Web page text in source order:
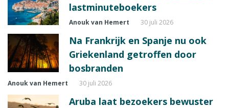
lastminuteboekers
Anouk van Hemert 30 juli 2026
Na Frankrijk en Spanje nu ook
Griekenland getroffen door
bosbranden
Anouk van Hemert 30 juli 2026
Aruba laat bezoekers bewuster